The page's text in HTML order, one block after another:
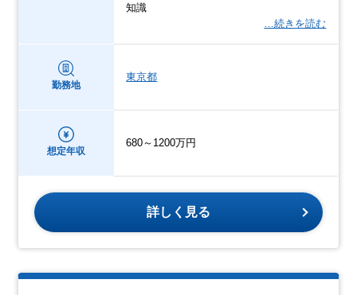
知識
…続きを読む
勤務地
東京都
想定年収
680～1200万円
詳しく見る